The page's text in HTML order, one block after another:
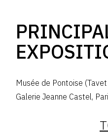
Musée de Pontoise
Galerie Jeanne Castel,